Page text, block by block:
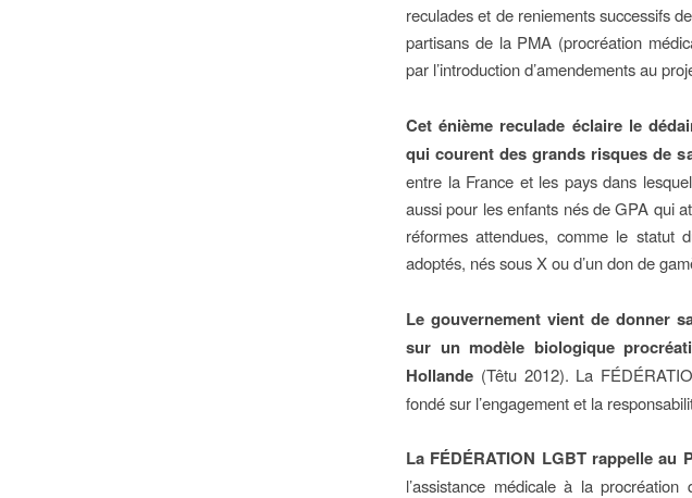
reculades et de reniements successifs
partisans de la PMA (procréation
par l’introduction d’amendements au
Cet énième reculade éclaire le
qui courent des grands risques de
entre la France et les pays dans
aussi pour les enfants nés de GPA qui
réformes attendues, comme le statut
adoptés, nés sous X ou d’un don de
Le gouvernement vient de donner
sur un modèle biologique
Hollande (Têtu 2012). La
fondé sur l’engagement et la
La FÉDÉRATION LGBT rappelle au
l’assistance médicale à la